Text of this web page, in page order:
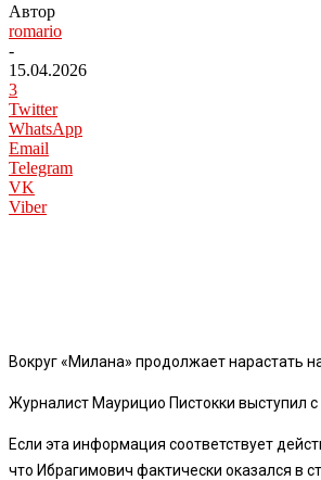
Автор
romario
-
15.04.2026
3
Twitter
WhatsApp
Email
Telegram
VK
Viber
Вокруг «Милана» продолжает нарастать
Журналист Маурицио Пистокки выступил
Если эта информация соответствует
что Ибрагимович фактически оказался в